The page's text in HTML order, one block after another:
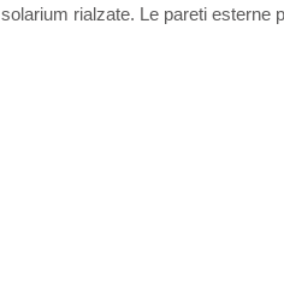
rialzate. Le pareti esterne